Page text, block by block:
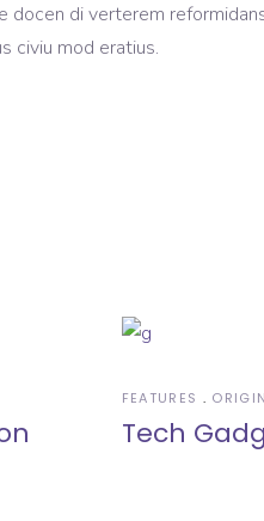
docen di verterem
civiu mod eratius.
FEATURES
Tech